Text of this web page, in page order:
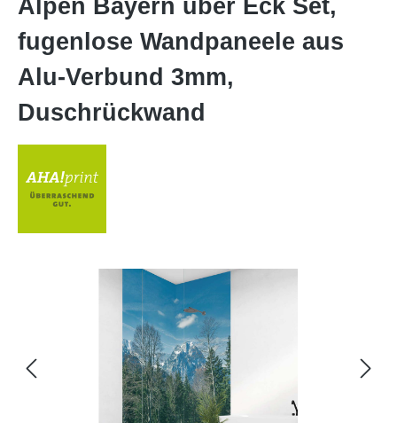
Alpen Bayern über Eck Set,
fugenlose Wandpaneele aus
Alu-Verbund 3mm,
Duschrückwand